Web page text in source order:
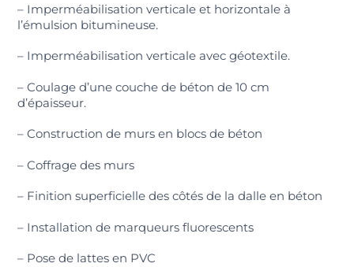
– Imperméabilisation verticale et horizontale à
l’émulsion bitumineuse.
– Imperméabilisation verticale avec géotextile.
– Coulage d’une couche de béton de 10 cm
d’épaisseur.
– Construction de murs en blocs de béton
– Coffrage des murs
– Finition superficielle des côtés de la dalle en béton
– Installation de marqueurs fluorescents
– Pose de lattes en PVC